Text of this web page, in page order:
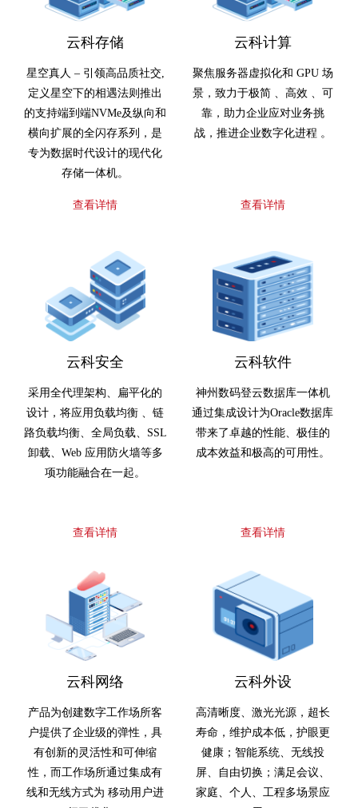
云科存储
星空真人 – 引领高品质社交,
定义星空下的相遇法则推出
的支持端到端NVMe及纵向和
横向扩展的全闪存系列，是
专为数据时代设计的现代化
存储一体机。
查看详情
云科计算
聚焦服务器虚拟化和 GPU 场
景，致力于极简 、高效 、可
靠，助力企业应对业务挑
战，推进企业数字化进程 。
查看详情
云科安全
采用全代理架构、扁平化的
设计，将应用负载均衡 、链
路负载均衡、全局负载、SSL
卸载、Web 应用防火墙等多
项功能融合在一起。
查看详情
云科软件
神州数码登云数据库一体机
通过集成设计为Oracle数据库
带来了卓越的性能、极佳的
成本效益和极高的可用性。
查看详情
云科网络
产品为创建数字工作场所客
户提供了企业级的弹性，具
有创新的灵活性和可伸缩
性，而工作场所通过集成有
线和无线方式为 移动用户进
云科外设
高清晰度、激光光源，超长
寿命，维护成本低，护眼更
健康；智能系统、无线投
屏、自由切换；满足会议、
家庭、个人、工程多场景应